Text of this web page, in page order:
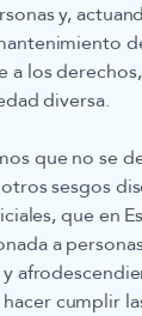
y,
a los
diversa.
que no se
sesgos
que en
a
cumplir